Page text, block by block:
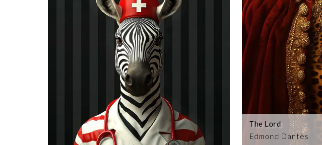
Edmond Dantès
The Lord